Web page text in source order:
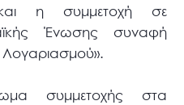
η συμμετοχή σε
Ένωσης συναφή
συμμετοχής στα